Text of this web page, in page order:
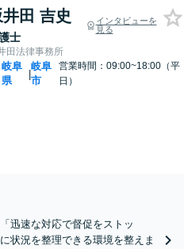
田 吉史
士
インタビューを
見る
田法律事務所
岐阜
県
|
岐阜
市
営業時間：09:00~18:00（平
日）
迅速な対応で督促をストッ
状況を整理できる環境を整えま